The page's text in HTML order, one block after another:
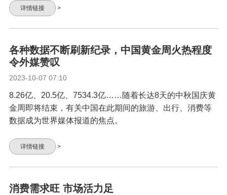
详情链接 >
各种数据不断刷新纪录，中国黄金周火热程度
令外媒赞叹
2023-10-07 07:10
8.26亿、20.5亿、7534.3亿……随着长达8天的中秋国庆黄
金周即将结束，有关中国在此期间的旅游、出行、消费等
数据成为世界媒体报道的焦点。
详情链接 >
消费需求旺 市场活力足